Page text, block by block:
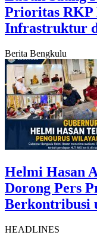
Prioritas RKP
Infrastruktur
Berita Bengkulu
Helmi Hasan
Dorong Pers
Berkontribusi
HEADLINES